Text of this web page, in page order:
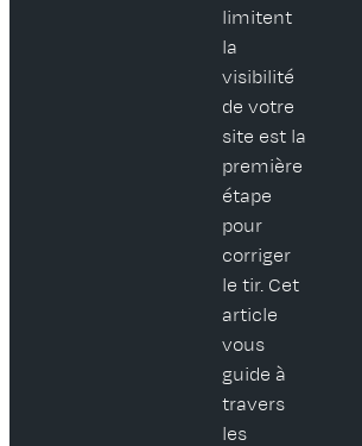
limitent
la
visibilité
de votre
site est la
première
étape
pour
corriger
le tir. Cet
article
vous
guide à
travers
les